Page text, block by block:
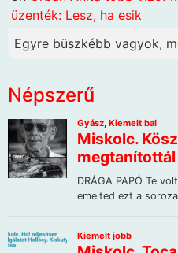
üzenték: Lesz, ha esik
Egyre büszkébb vagyok,
Népszerű